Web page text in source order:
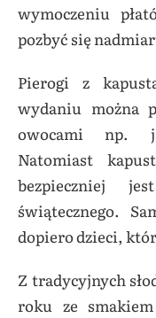
wymoczeniu
pozbyć się
Pierogi z
wydaniu można
owocami np.
Natomiast
bezpieczniej
świątecznego.
dopiero dzieci,
Z tradycyjnych
roku ze